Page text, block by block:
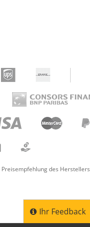
des Herstellers
Ihr Feedback